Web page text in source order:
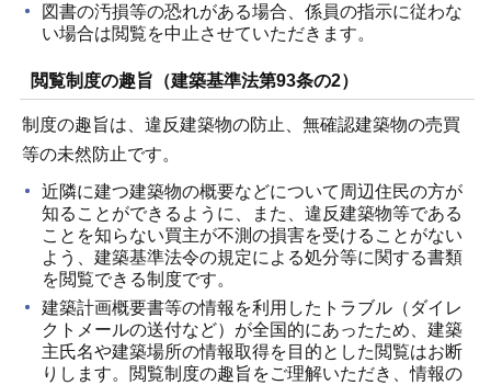
図書の汚損等の恐れがある場合、係員の指示に従わな
い場合は閲覧を中止させていただきます。
閲覧制度の趣旨（建築基準法第93条の2）
制度の趣旨は、違反建築物の防止、無確認建築物の売買
等の未然防止です。
近隣に建つ建築物の概要などについて周辺住民の方が
知ることができるように、また、違反建築物等である
ことを知らない買主が不測の損害を受けることがない
よう、建築基準法令の規定による処分等に関する書類
を閲覧できる制度です。
建築計画概要書等の情報を利用したトラブル（ダイレ
クトメールの送付など）が全国的にあったため、建築
主氏名や建築場所の情報取得を目的とした閲覧はお断
りします。閲覧制度の趣旨をご理解いただき、情報の